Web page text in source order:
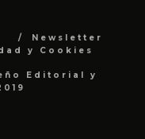
Newsletter
y Cookies
Editorial y